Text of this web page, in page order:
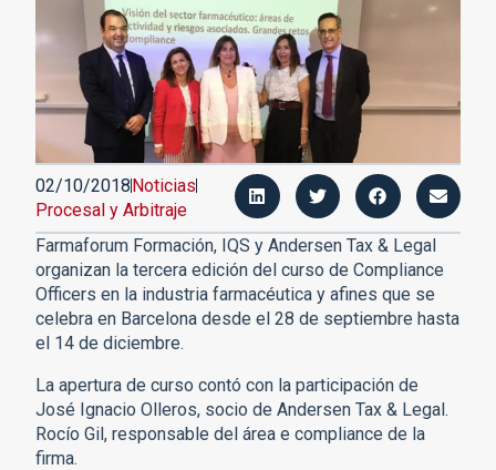
02/10/2018Noticias
Procesal y Arbitraje
Farmaforum Formación, IQS y Andersen Tax & Legal
organizan la tercera edición del curso de Compliance
Officers en la industria farmacéutica y afines que se
celebra en Barcelona desde el 28 de septiembre hasta
el 14 de diciembre.
La apertura de curso contó con la participación de
José Ignacio Olleros, socio de Andersen Tax & Legal.
Rocío Gil, responsable del área e compliance de la
firma.